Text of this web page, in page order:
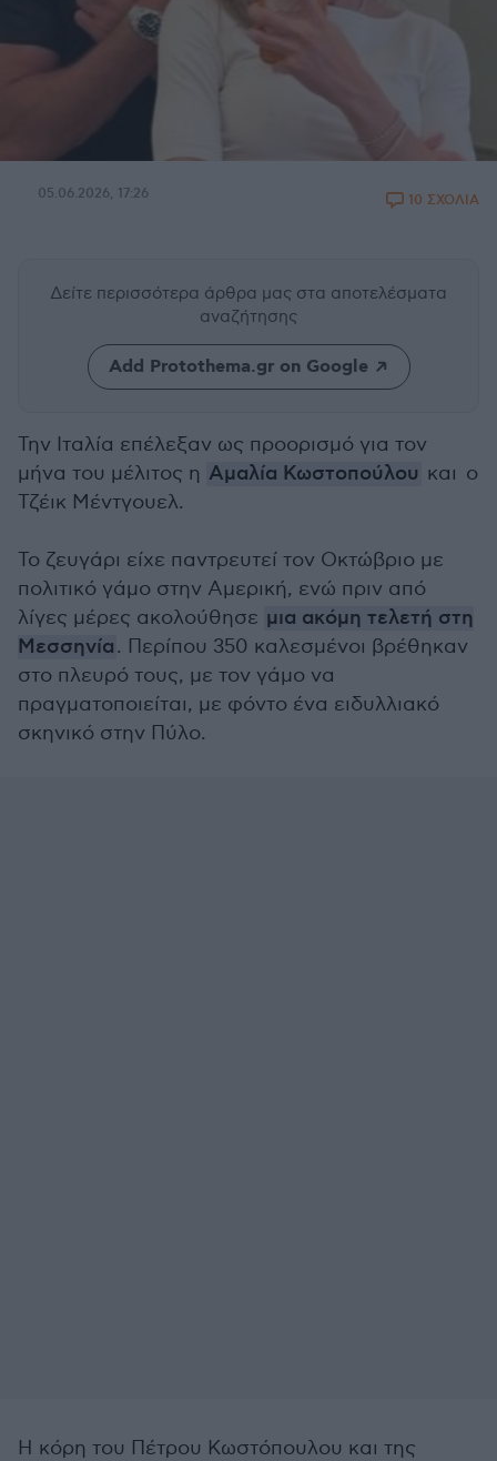
05.06.2026, 17:26 10 ΣΧΟΛΙΑ
Δείτε περισσότερα άρθρα μας στα αποτελέσματα
αναζήτησης
Add Protothema.gr on Google
Την Ιταλία επέλεξαν ως προορισμό για τον
μήνα του μέλιτος η Αμαλία Κωστοπούλου και ο
Τζέικ Μέντγουελ.
Το ζευγάρι είχε παντρευτεί τον Οκτώβριο με
πολιτικό γάμο στην Αμερική, ενώ πριν από
λίγες μέρες ακολούθησε μια ακόμη τελετή στη
Μεσσηνία. Περίπου 350 καλεσμένοι βρέθηκαν
στο πλευρό τους, με τον γάμο να
πραγματοποιείται, με φόντο ένα ειδυλλιακό
σκηνικό στην Πύλο.
Η κόρη του Πέτρου Κωστόπουλου και της